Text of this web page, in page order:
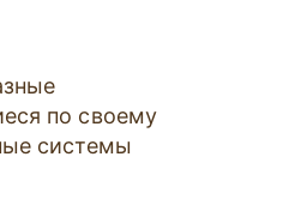
по своему
системы